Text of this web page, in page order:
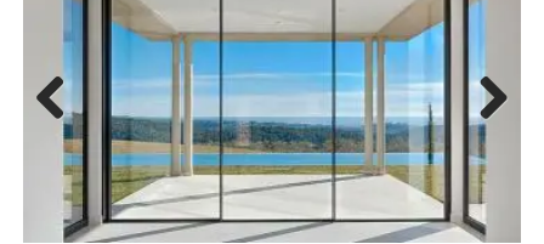
Previous Next